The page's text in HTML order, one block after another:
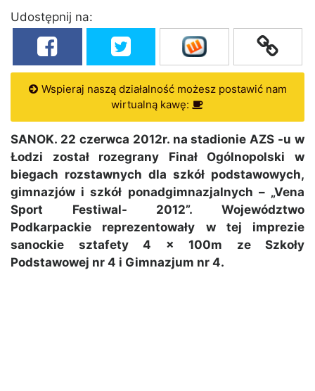
Udostępnij na:
Wspieraj naszą działalność możesz postawić nam
wirtualną kawę:
SANOK. 22 czerwca 2012r. na stadionie AZS -u w
Łodzi został rozegrany Finał Ogólnopolski w
biegach rozstawnych dla szkół podstawowych,
gimnazjów i szkół ponadgimnazjalnych – „Vena
Sport Festiwal- 2012”. Województwo
Podkarpackie reprezentowały w tej imprezie
sanockie sztafety 4 x 100m ze Szkoły
Podstawowej nr 4 i Gimnazjum nr 4.